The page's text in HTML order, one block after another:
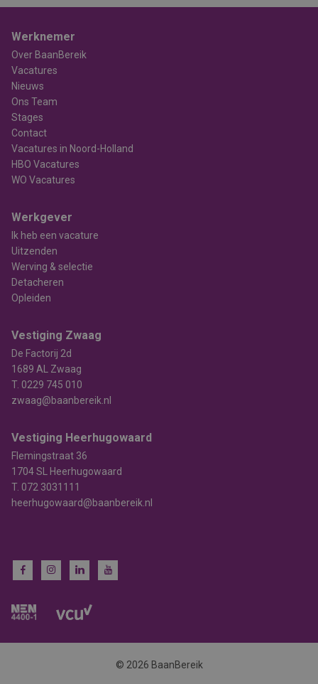
Werknemer
Over BaanBereik
Vacatures
Nieuws
Ons Team
Stages
Contact
Vacatures in Noord-Holland
HBO Vacatures
WO Vacatures
Werkgever
Ik heb een vacature
Uitzenden
Werving & selectie
Detacheren
Opleiden
Vestiging Zwaag
De Factorij 2d
1689 AL Zwaag
T. 0229 745 010
zwaag@baanbereik.nl
Vestiging Heerhugowaard
Flemingstraat 36
1704 SL Heerhugowaard
T. 072 3031111
heerhugowaard@baanbereik.nl
© 2026 BaanBereik